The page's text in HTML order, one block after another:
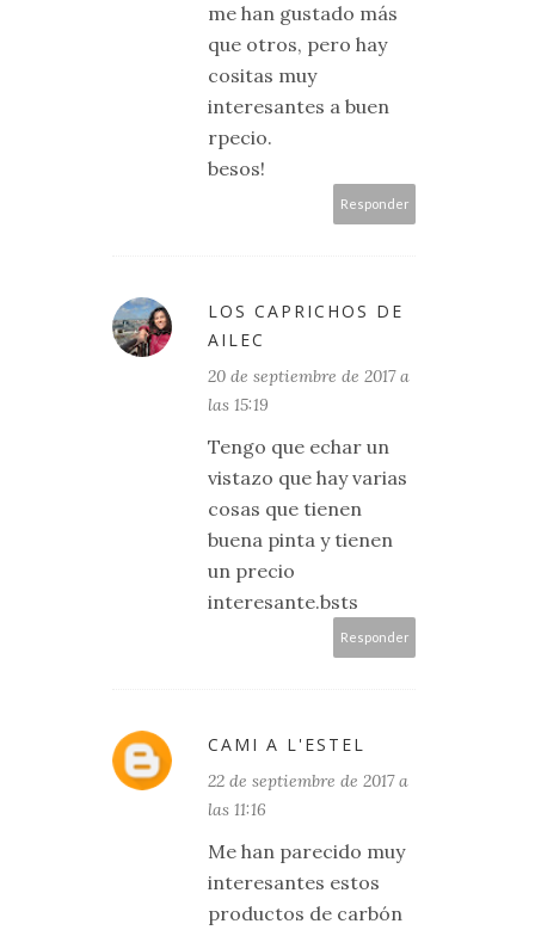
me han gustado más
que otros, pero hay
cositas muy
interesantes a buen
rpecio.
besos!
Responder
LOS CAPRICHOS DE
AILEC
20 de septiembre de 2017 a
las 15:19
Tengo que echar un
vistazo que hay varias
cosas que tienen
buena pinta y tienen
un precio
interesante.bsts
Responder
CAMI A L'ESTEL
22 de septiembre de 2017 a
las 11:16
Me han parecido muy
interesantes estos
productos de carbón